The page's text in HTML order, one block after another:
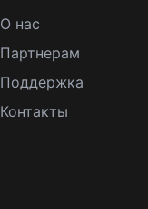
О нас
Партнерам
Поддержка
Контакты